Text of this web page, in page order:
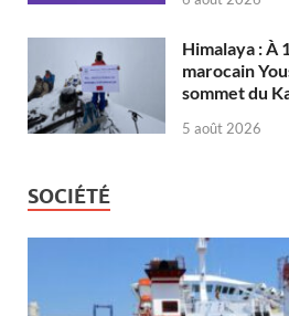
Himalaya : À
marocain
sommet du
5 août 2026
SOCIÉTÉ